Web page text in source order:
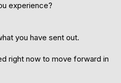
experience?
you have sent out.
right now to move forward in